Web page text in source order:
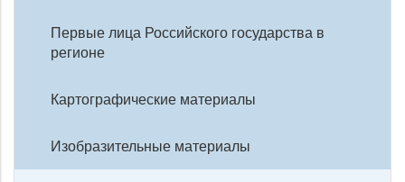
Первые лица Российского государства в
регионе
Картографические материалы
Изобразительные материалы